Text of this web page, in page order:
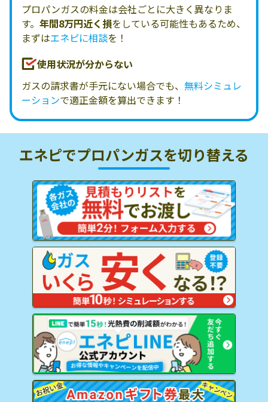
プロパンガスの料金は会社ごとに大きく異なりま
す。 年間8万円近く損をしている可能性もあるため、
まずはエネピに相談を！
使用状況が分からない
ガスの請求書が手元にない場合でも、 無料シミュレ
ーションで適正金額を算出できます！
エネピでプロパンガスを切り替える